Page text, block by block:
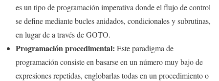
es un tipo de programación imperativa donde el flujo de control
se define mediante bucles anidados, condicionales y subrutinas,
en lugar de a través de GOTO.
Programación procedimental: Este paradigma de
programación consiste en basarse en un número muy bajo de
expresiones repetidas, englobarlas todas en un procedimiento o